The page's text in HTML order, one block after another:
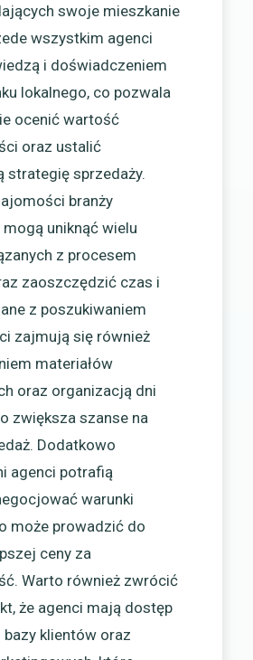
swoje mieszkanie
wszystkim agenci
i doświadczeniem
lokalnego, co pozwala
ocenić wartość
oraz ustalić
strategię sprzedaży.
branży
uniknąć wielu
z procesem
zaoszczędzić czas i
z poszukiwaniem
zajmują się również
materiałów
oraz organizacją dni
zwiększa szanse na
Dodatkowo
agenci potrafią
warunki
może prowadzić do
ceny za
Warto również zwrócić
że agenci mają dostęp
klientów oraz